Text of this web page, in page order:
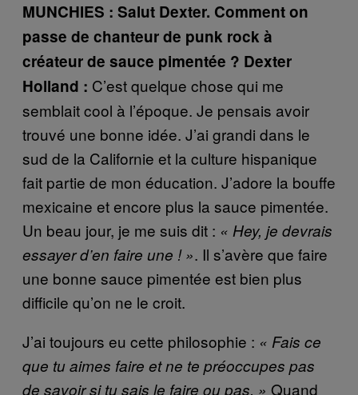
MUNCHIES : Salut Dexter. Comment on
passe de chanteur de punk rock à
créateur de sauce pimentée ? Dexter
Holland : C’est quelque chose qui me
semblait cool à l’époque. Je pensais avoir
trouvé une bonne idée. J’ai grandi dans le
sud de la Californie et la culture hispanique
fait partie de mon éducation. J’adore la bouffe
mexicaine et encore plus la sauce pimentée.
Un beau jour, je me suis dit : « Hey, je devrais
essayer d’en faire une ! ». Il s’avère que faire
une bonne sauce pimentée est bien plus
difficile qu’on ne le croit.
J’ai toujours eu cette philosophie : « Fais ce
que tu aimes faire et ne te préoccupes pas
de savoir si tu sais le faire ou pas. » Quand